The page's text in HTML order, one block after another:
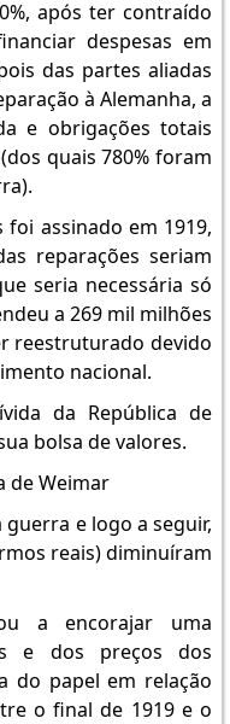
após ter contraído
despesas em
das partes aliadas
à Alemanha, a
e obrigações totais
quais 780% foram
assinado em 1919,
reparações seriam
seria necessária só
a 269 mil milhões
reestruturado devido
nacional.
da República de
bolsa de valores.
e logo a seguir,
reais) diminuíram
a encorajar uma
e dos preços dos
do papel em relação
o final de 1919 e o